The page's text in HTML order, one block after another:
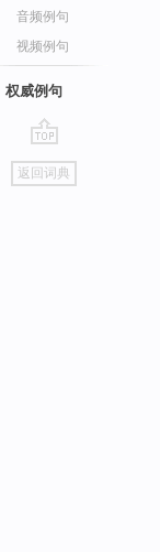
音频例句
视频例句
权威例句
go
top
返回词典